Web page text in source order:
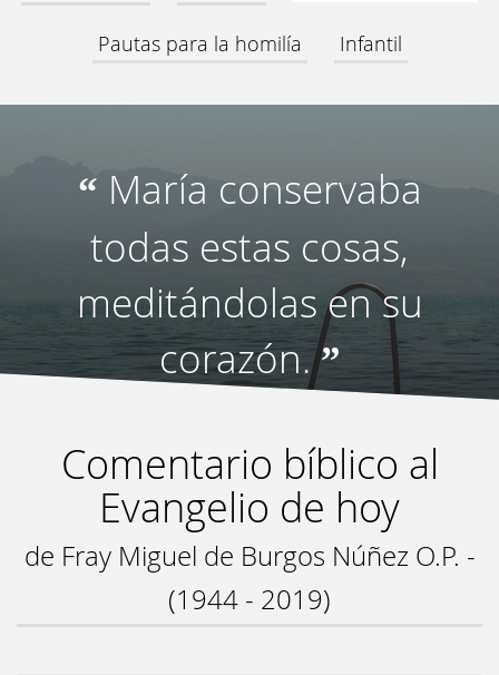
Pautas para la homilía Infantil
“ María conservaba
todas estas cosas,
meditándolas en su
corazón.”
Comentario bíblico al
Evangelio de hoy
de Fray Miguel de Burgos Núñez O.P. -
(1944 - 2019)